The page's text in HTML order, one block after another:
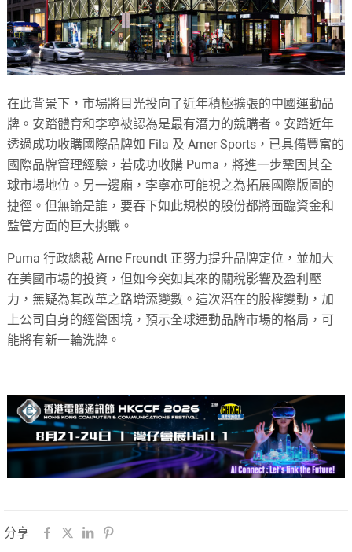
在此背景下，市場將目光投向了近年積極擴張的中國運動品
牌。安踏體育和李寧被認為是最有潛力的競購者。安踏近年
透過成功收購國際品牌如 Fila 及 Amer Sports，已具備豐富的
國際品牌管理經驗，若成功收購 Puma，將進一步鞏固其全
球市場地位。另一邊廂，李寧亦可能視之為拓展國際版圖的
捷徑。但無論是誰，要吞下如此規模的股份都將面臨資金和
監管方面的巨大挑戰。
Puma 行政總裁 Arne Freundt 正努力提升品牌定位，並加大
在美國市場的投資，但如今突如其來的關稅影響及盈利壓
力，無疑為其改革之路增添變數。這次潛在的股權變動，加
上公司自身的經營困境，預示全球運動品牌市場的格局，可
能將有新一輪洗牌。
分享